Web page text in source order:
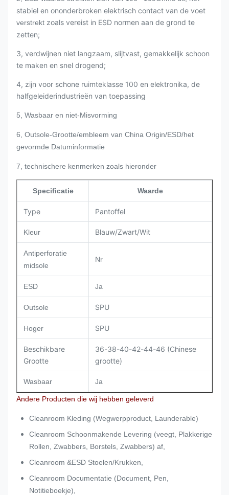
stabiel en ononderbroken elektrisch contact van de voet
verstrekt zoals vereist in ESD normen aan de grond te
zetten;
3, verdwijnen niet langzaam, slijtvast, gemakkelijk schoon
te maken en snel drogend;
4, zijn voor schone ruimteklasse 100 en elektronika, de
halfgeleiderindustrieën van toepassing
5, Wasbaar en niet-Misvorming
6, Outsole-Grootte/embleem van China Origin/ESD/het
gevormde Datuminformatie
7, technischere kenmerken zoals hieronder
Specificatie Waarde
Type Pantoffel
Kleur Blauw/Zwart/Wit
Antiperforatie
midsole
Nr
ESD Ja
Outsole SPU
Hoger SPU
Beschikbare
Grootte
36-38-40-42-44-46 (Chinese
grootte)
Wasbaar Ja
Andere Producten die wij hebben geleverd
Cleanroom Kleding (Wegwerpproduct, Launderable)
Cleanroom Schoonmakende Levering (veegt, Plakkerige
Rollen, Zwabbers, Borstels, Zwabbers) af,
Cleanroom &ESD Stoelen/Krukken,
Cleanroom Documentatie (Document, Pen,
Notitieboekje),